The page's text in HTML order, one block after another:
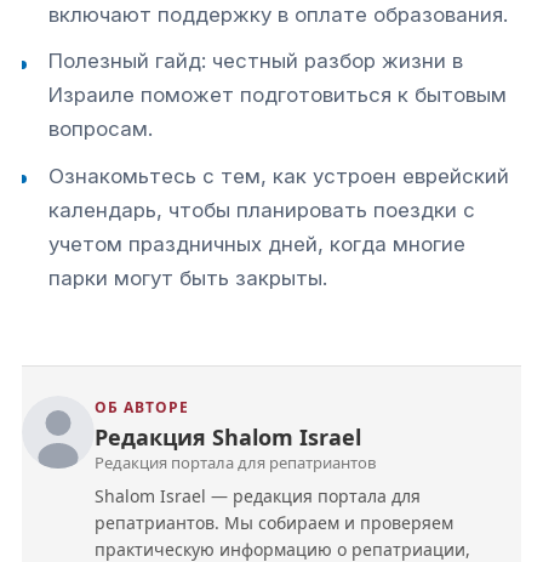
включают поддержку в оплате образования.
Полезный гайд: честный разбор жизни в
Израиле поможет подготовиться к бытовым
вопросам.
Ознакомьтесь с тем, как устроен еврейский
календарь, чтобы планировать поездки с
учетом праздничных дней, когда многие
парки могут быть закрыты.
ОБ АВТОРЕ
Редакция Shalom Israel
Редакция портала для репатриантов
Shalom Israel — редакция портала для
репатриантов. Мы собираем и проверяем
практическую информацию о репатриации,